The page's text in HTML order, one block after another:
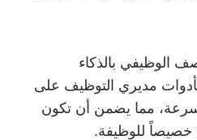
الوظيفي بالذكاء
مديري التوظيف على
مما يضمن أن تكون
للوظيفة.